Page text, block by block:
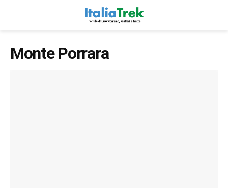
Monte Porrara